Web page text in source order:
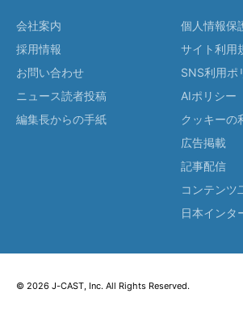
会社案内
採用情報
お問い合わせ
ニュース読者投稿
編集長からの手紙
個人情報保
サイト利用
SNS利用ポ
AIポリシー
クッキーの
広告掲載
記事配信
コンテンツ
日本インタ
© 2026 J-CAST, Inc. All Rights Reserved.